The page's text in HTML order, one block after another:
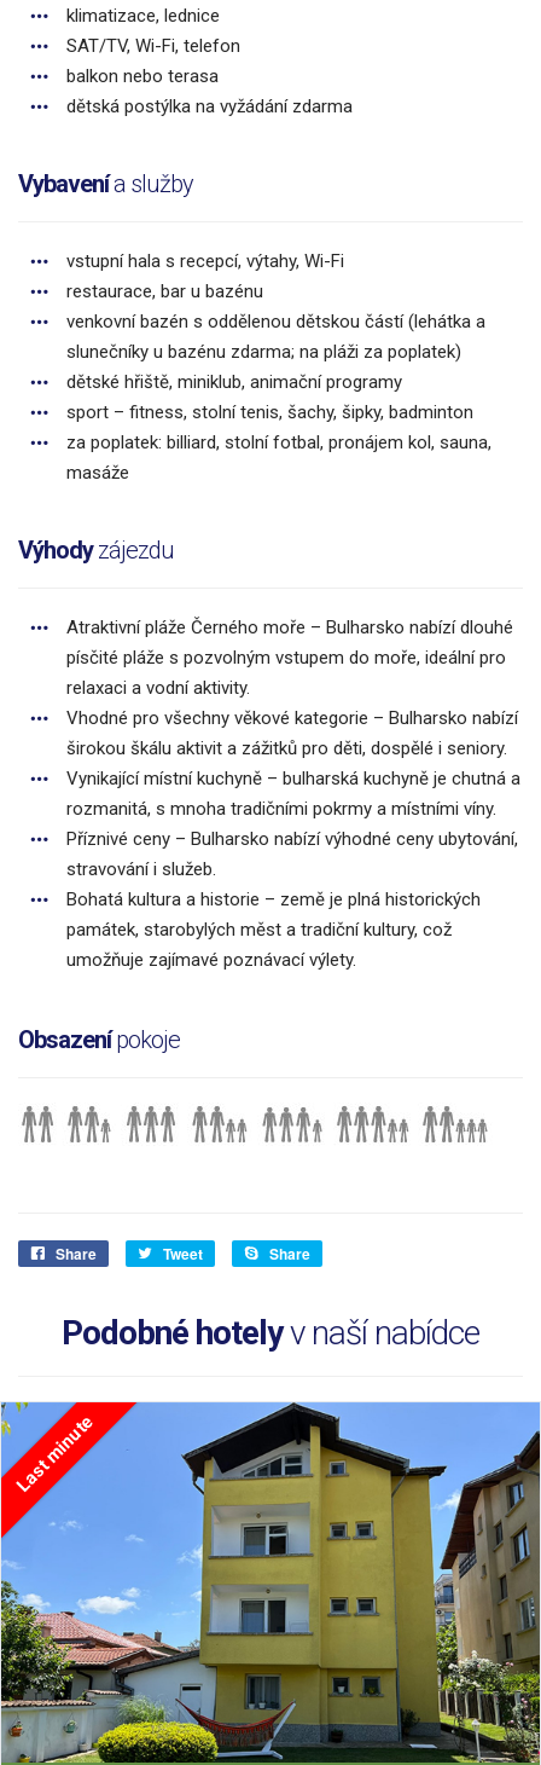
klimatizace, lednice
SAT/TV, Wi-Fi, telefon
balkon nebo terasa
dětská postýlka na vyžádání zdarma
Vybavenía služby
vstupní hala s recepcí, výtahy, Wi-Fi
restaurace, bar u bazénu
venkovní bazén s oddělenou dětskou částí (lehátka a
slunečníky u bazénu zdarma; na pláži za poplatek)
dětské hřiště, miniklub, animační programy
sport – fitness, stolní tenis, šachy, šipky, badminton
za poplatek: billiard, stolní fotbal, pronájem kol, sauna,
masáže
Výhodyzájezdu
Atraktivní pláže Černého moře – Bulharsko nabízí dlouhé
písčité pláže s pozvolným vstupem do moře, ideální pro
relaxaci a vodní aktivity.
Vhodné pro všechny věkové kategorie – Bulharsko nabízí
širokou škálu aktivit a zážitků pro děti, dospělé i seniory.
Vynikající místní kuchyně – bulharská kuchyně je chutná a
rozmanitá, s mnoha tradičními pokrmy a místními víny.
Příznivé ceny – Bulharsko nabízí výhodné ceny ubytování,
stravování i služeb.
Bohatá kultura a historie – země je plná historických
památek, starobylých měst a tradiční kultury, což
umožňuje zajímavé poznávací výlety.
Obsazenípokoje
Share Tweet Share
Podobné hotelyv naší nabídce
Last minute